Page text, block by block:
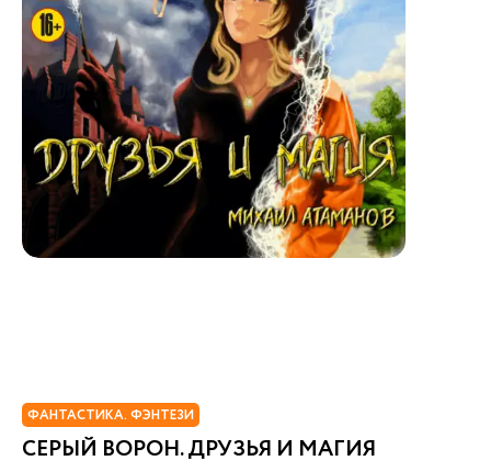
ФАНТАСТИКА. ФЭНТЕЗИ
СЕРЫЙ ВОРОН. ДРУЗЬЯ И МАГИЯ